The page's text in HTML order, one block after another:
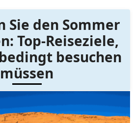
Sie den Sommer
Top-Reiseziele,
besuchen
müssen